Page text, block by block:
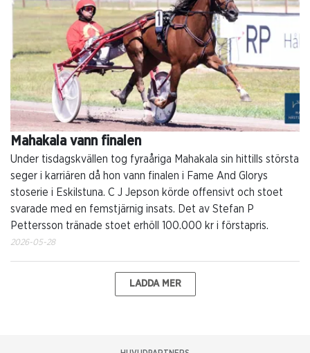
Mahakala vann finalen
Under tisdagskvällen tog fyraåriga Mahakala sin hittills största
seger i karriären då hon vann finalen i Fame And Glorys
stoserie i Eskilstuna. C J Jepson körde offensivt och stoet
svarade med en femstjärnig insats. Det av Stefan P
Pettersson tränade stoet erhöll 100.000 kr i förstapris.
2026-05-28
LADDA MER